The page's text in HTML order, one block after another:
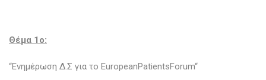
Θέμα 1o:
“Ενημέρωση Δ.Σ για το EuropeanPatientsForum“